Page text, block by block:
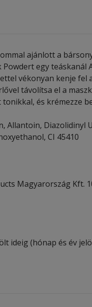
ajánlott a
egy teáskanál
vékonyan kenje fel
távolítsa el a
és krémezze
Allantoin, Diazolidinyl
CI 45410
Magyarország Kft.
ideig (hónap és év